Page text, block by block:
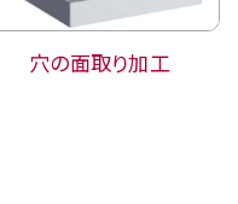
穴の面取り加工